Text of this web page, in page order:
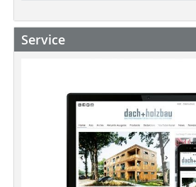
Service